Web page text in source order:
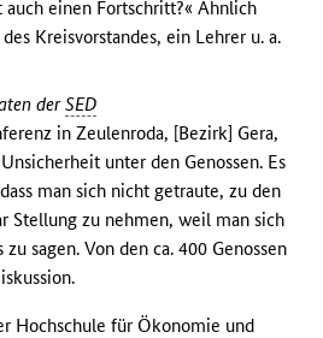
einen Fortschritt?« Ähnlich
Kreisvorstandes, ein Lehrer u. a.
derSED
in Zeulenroda, [Bezirk] Gera,
unter den Genossen. Es
man sich nicht getraute, zu den
Stellung zu nehmen, weil man sich
sagen. Von den ca. 400 Genossen
Hochschule für Ökonomie und